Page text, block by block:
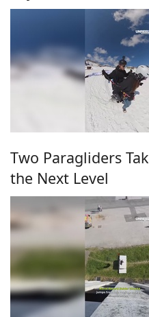
Two Paragliders
the Next Level